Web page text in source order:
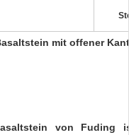
mit offener
von Fuding